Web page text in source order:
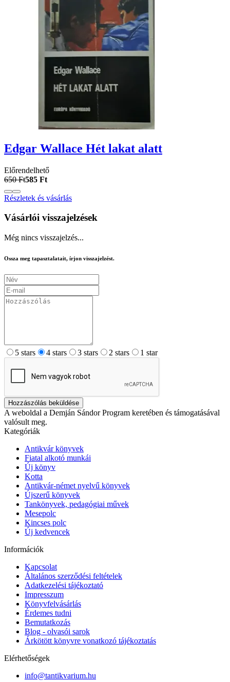
Edgar Wallace Hét lakat alatt
Előrendelhető
650 Ft585 Ft
Részletek és vásárlás
Vásárlói visszajelzések
Még nincs visszajelzés...
Ossza meg tapasztalatait, írjon visszajelzést.
5 stars 4 stars 3 stars 2 stars 1 star
Hozzászólás beküldése
A weboldal a Demján Sándor Program keretében és támogatásával
valósult meg.
Kategóriák
Antikvár könyvek
Fiatal alkotó munkái
Új könyv
Kotta
Antikvár-német nyelvű könyvek
Újszerű könyvek
Tankönyvek, pedagógiai művek
Mesepolc
Kincses polc
Új kedvencek
Információk
Kapcsolat
Általános szerződési feltételek
Adatkezelési tájékoztató
Impresszum
Könyvfelvásárlás
Érdemes tudni
Bemutatkozás
Blog - olvasói sarok
Árkötött könyvre vonatkozó tájékoztatás
Elérhetőségek
info@tantikvarium.hu